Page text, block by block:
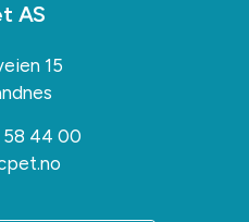
AS
15
58 44 00